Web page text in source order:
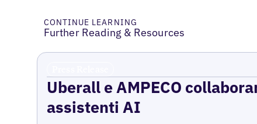
CONTINUE LEARNING
Further Reading & Resources
Uberall e AMPECO
assistenti AI